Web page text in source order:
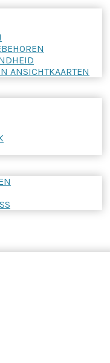
ANSICHTKAARTEN